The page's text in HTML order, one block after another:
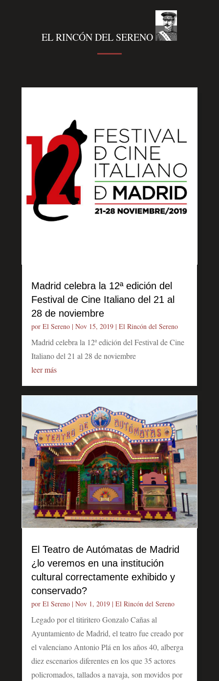
EL RINCÓN DEL SERENO
Madrid celebra la 12ª edición del
Festival de Cine Italiano del 21 al
28 de noviembre
por El Sereno| Nov 15, 2019| El Rincón del Sereno
Madrid celebra la 12ª edición del Festival de Cine
Italiano del 21 al 28 de noviembre
leer más
El Teatro de Autómatas de Madrid
¿lo veremos en una institución
cultural correctamente exhibido y
conservado?
por El Sereno| Nov 1, 2019| El Rincón del Sereno
Legado por el titiritero Gonzalo Cañas al
Ayuntamiento de Madrid, el teatro fue creado por
el valenciano Antonio Plá en los años 40, alberga
diez escenarios diferentes en los que 35 actores
policromados, tallados a navaja, son movidos por